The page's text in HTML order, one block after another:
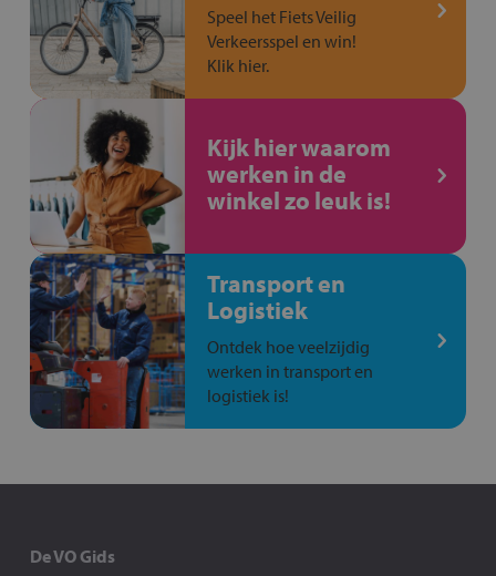
Speel het Fiets Veilig
Verkeersspel en win!
Klik hier.
Kijk hier waarom
werken in de
winkel zo leuk is!
Transport en
Logistiek
Ontdek hoe veelzijdig
werken in transport en
logistiek is!
De VO Gids